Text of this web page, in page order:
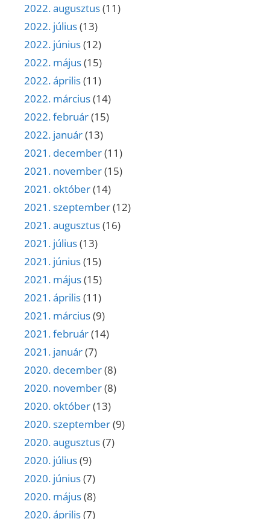
2022. augusztus(11)
2022. július(13)
2022. június(12)
2022. május(15)
2022. április(11)
2022. március(14)
2022. február(15)
2022. január(13)
2021. december(11)
2021. november(15)
2021. október(14)
2021. szeptember(12)
2021. augusztus(16)
2021. július(13)
2021. június(15)
2021. május(15)
2021. április(11)
2021. március(9)
2021. február(14)
2021. január(7)
2020. december(8)
2020. november(8)
2020. október(13)
2020. szeptember(9)
2020. augusztus(7)
2020. július(9)
2020. június(7)
2020. május(8)
2020. április(7)